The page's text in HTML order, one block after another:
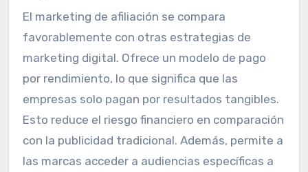
El marketing de afiliación se compara
favorablemente con otras estrategias de
marketing digital. Ofrece un modelo de pago
por rendimiento, lo que significa que las
empresas solo pagan por resultados tangibles.
Esto reduce el riesgo financiero en comparación
con la publicidad tradicional. Además, permite a
las marcas acceder a audiencias específicas a